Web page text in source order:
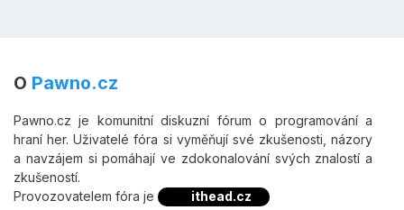
O Pawno.cz
Pawno.cz je komunitní diskuzní fórum o programování a
hraní her. Uživatelé fóra si vyměňují své zkušenosti, názory
a navzájem si pomáhají ve zdokonalování svých znalostí a
zkušeností.
Provozovatelem fóra je
ithead.cz